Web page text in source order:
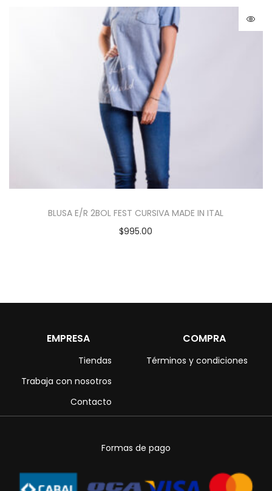
BLUSA E/R 2BOL FEST CURSIVA MADE IN ITAL
$995.00
EMPRESA
Tiendas
Trabaja con nosotros
Contacto
COMPRA
Términos y condiciones
Formas de pago